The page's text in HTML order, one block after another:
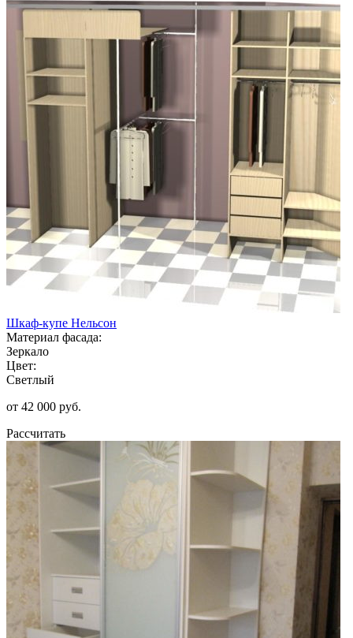
Шкаф-купе Нельсон
Материал фасада:
Зеркало
Цвет:
Светлый
от 42 000 руб.
Рассчитать